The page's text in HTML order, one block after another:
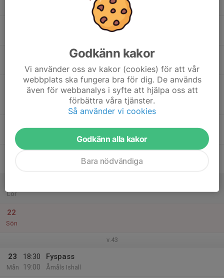
20:00
Träning
Åmåls Ishall
19:00
21:00
Match mot Grums IK
HockeyTvåan C
Billerudhallen
Tor
Lör
22
Sön
v.43
23
Mån
18:30
19:00
Fyspass
Åmåls Ishall
Godkänn kakor
Vi använder oss av kakor (cookies) för att vår
webbplats ska fungera bra för dig. De används
även för webbanalys i syfte att hjälpa oss att
förbättra våra tjänster.
Så använder vi cookies
Godkänn alla kakor
Bara nödvändiga